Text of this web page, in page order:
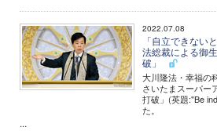
2022.07.08
「自立できない
法総裁による御
破」
大川隆法・幸福の
さいたまスーパー
打破」(英題:"Be
た。
...